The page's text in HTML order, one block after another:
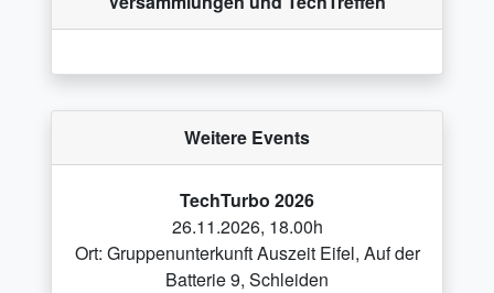
Weitere Events
TechTurbo 2026
26.11.2026, 18.00h
Ort: Gruppenunterkunft Auszeit Eifel, Auf der
Batterie 9, Schleiden